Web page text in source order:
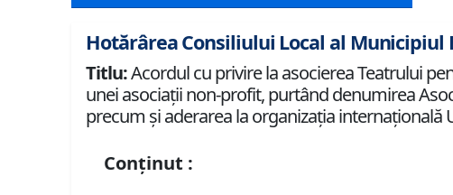
Hotărârea Consiliului Local al Municipiul
Titlu:Acordul cu privire la asocierea Teatrului
unei asociaţii non-profit, purtând denumirea
precum şi aderarea la organizaţia
Conținut :